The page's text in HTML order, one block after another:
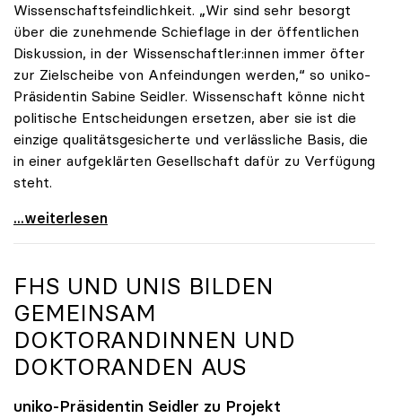
Wissenschaftsfeindlichkeit. „Wir sind sehr besorgt
über die zunehmende Schieflage in der öffentlichen
Diskussion, in der Wissenschaftler:innen immer öfter
zur Zielscheibe von Anfeindungen werden,“ so uniko-
Präsidentin Sabine Seidler. Wissenschaft könne nicht
politische Entscheidungen ersetzen, aber sie ist die
einzige qualitätsgesicherte und verlässliche Basis, die
in einer aufgeklärten Gesellschaft dafür zu Verfügung
steht.
uniko stellt sich hinter Forscher:innen
...weiterlesen
FHS UND UNIS BILDEN
GEMEINSAM
DOKTORANDINNEN UND
DOKTORANDEN AUS
uniko-Präsidentin Seidler zu Projekt